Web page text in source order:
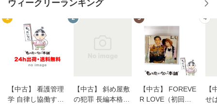
ウィークリーランキング
1
【中古】 看護管理
学 自律し協働する
2
【中古】 斜め屋敷
の犯罪 長編本格推
3
【中古】 FOREVE
R LOVE（初回生
4
【
せ